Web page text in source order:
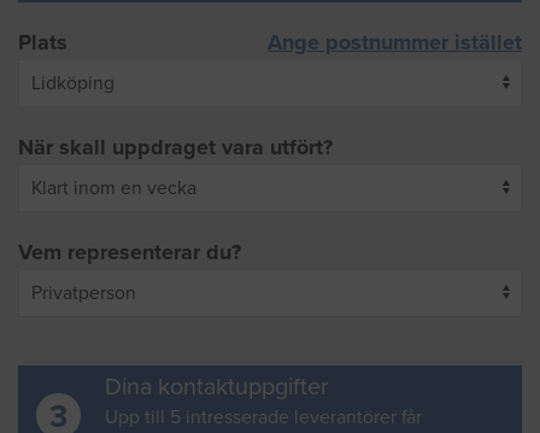
Plats Ange postnummer istället
När skall uppdraget vara utfört?
Vem representerar du?
3
Dina kontaktuppgifter
Upp till 5 intresserade leverantörer får